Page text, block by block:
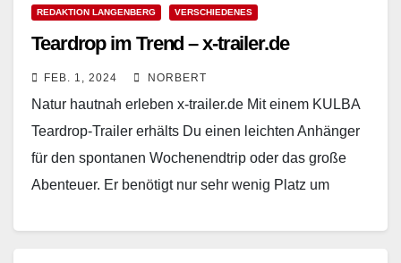
REDAKTION LANGENBERG VERSCHIEDENES
Teardrop im Trend – x-trailer.de
FEB. 1, 2024 NORBERT
Natur hautnah erleben x-trailer.de Mit einem KULBA
Teardrop-Trailer erhälts Du einen leichten Anhänger
für den spontanen Wochenendtrip oder das große
Abenteuer. Er benötigt nur sehr wenig Platz um